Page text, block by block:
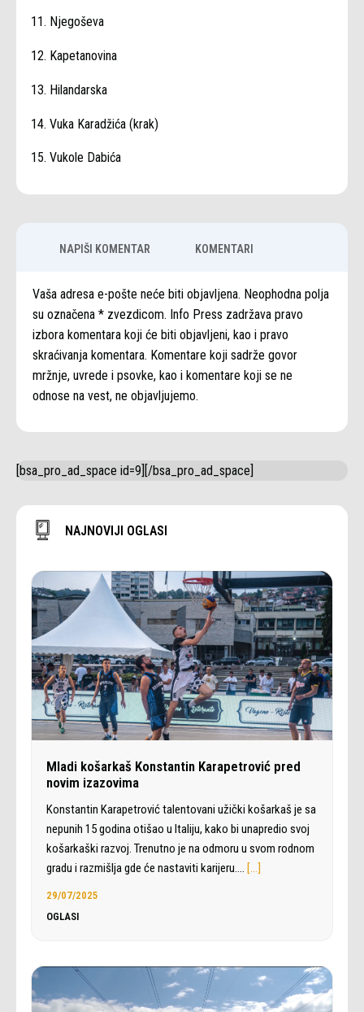
11. Njegoševa
12. Kapetanovina
13. Hilandarska
14. Vuka Karadžića (krak)
15. Vukole Dabića
NAPIŠI KOMENTAR KOMENTARI
Vaša adresa e-pošte neće biti objavljena. Neophodna polja
su označena * zvezdicom. Info Press zadržava pravo
izbora komentara koji će biti objavljeni, kao i pravo
skraćivanja komentara. Komentare koji sadrže govor
mržnje, uvrede i psovke, kao i komentare koji se ne
odnose na vest, ne objavljujemo.
[bsa_pro_ad_space id=9][/bsa_pro_ad_space]
NAJNOVIJI OGLASI
Mladi košarkaš Konstantin Karapetrović pred
novim izazovima
Konstantin Karapetrović talentovani užički košarkaš je sa
nepunih 15 godina otišao u Italiju, kako bi unapredio svoj
košarkaški razvoj. Trenutno je na odmoru u svom rodnom
gradu i razmišlja gde će nastaviti karijeru.… […]
29/07/2025
OGLASI